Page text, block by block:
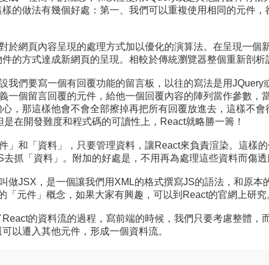
的做法有幾個好處：第一、我們可以重複使用相同的元件
於網頁內容呈現的處理方式加以優化的演算法。在呈現一
的方式達成新網頁的呈現。相較於傳統瀏覽器整個重新剖
我們要寫一個有回覆功能的留言板，以往的寫法是用JQuery
一個留言回覆的元件，給他一個回覆內容的陣列當作參數
，那這樣他會不會全部擦掉再把所有回覆放進去，這樣不
在開發難度和程式碼的可讀性上，React就略勝一籌！
」和「資料」，只要管理資料，讓React來負責渲染。這樣
抓「資料」。附加的好處是，不用再為處理這些資料而傷
做JSX，是一個讓我們用XML的格式撰寫JS的語法，和原
「元件」概念，如果大家有興趣，可以到React的官網上研究
的資料流的過程，寫前端的時候，我們只要考慮整體
以遷入其他元件，形成一個資料流。